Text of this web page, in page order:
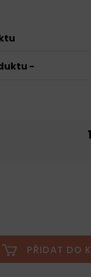
-
PŘIDAT DO